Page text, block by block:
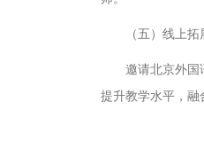
（五）线上
邀请北京外国
提升教学水平，融